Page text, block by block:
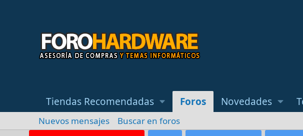
Tiendas Recomendadas Foros Novedades
Nuevos mensajes
Buscar en foros